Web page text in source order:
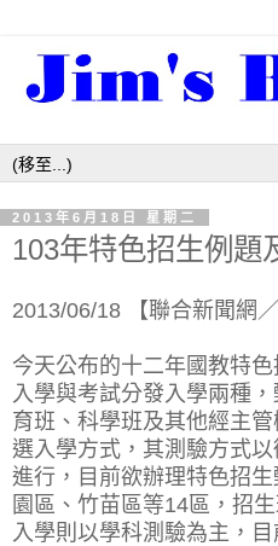
2013年6月18日 星期二
103年特色招生例題
2013/06/18 【聯合新聞網／
今天公布的十二年國教特
入學與考試分發入學兩種
育班、科學班及其他經主
選入學方式，其測驗方式
進行，目前欲辦理特色招
園區、竹苗區等14區，招
入學則以學科測驗為主，